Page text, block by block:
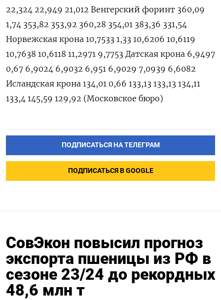
22,324 22,949 21,012 Венгерский форинт 360,09
1,74 353,82 353,92 360,28 354,01 383,36 331,54
Норвежская крона 10,7533 1,33 10,6206 10,6119
10,7638 10,6118 11,2971 9,7753 Датская крона 6,9497
0,67 6,9024 6,9032 6,951 6,9029 7,0939 6,6082
Исландская крона 134,01 0,66 133,13 133,13 134,11
133,4 145,59 129,92 (Московское бюро)
ПОДПИСАТЬСЯ НА ТЕЛЕГРАМ
ПОДПИСАТЬСЯ В GOOGLE
СовЭкон повысил прогноз
экспорта пшеницы из РФ в
сезоне 23/24 до рекордных
48,6 млн т